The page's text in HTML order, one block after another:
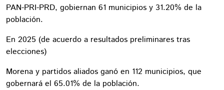
PAN-PRI-PRD, gobiernan 61 municipios y 31.20% de la
población.
En 2025 (de acuerdo a resultados preliminares tras
elecciones)
Morena y partidos aliados ganó en 112 municipios, que
gobernará el 65.01% de la población.